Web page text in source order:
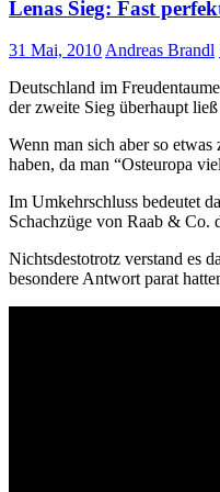
Lenas Sieg: Fast
31 Mai, 2010Andreas Brandl
Deutschland im
der zweite Sieg überhaupt
Wenn man sich aber so
haben, da man “Osteuropa
Im Umkehrschluss bedeutet
Schachzüge von Raab & Co.
Nichtsdestotrotz verstand es
besondere Antwort parat